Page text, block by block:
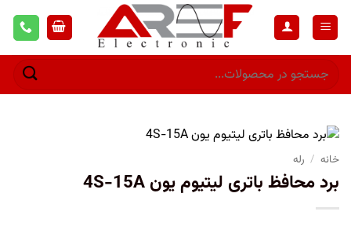
خانه / رله
برد محافظ باتری لیتیوم یون 4S-15A